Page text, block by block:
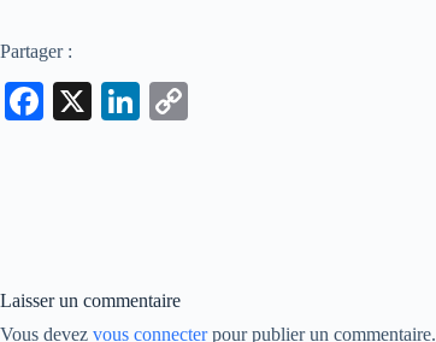
Partager :
Fa
X
Li
Laisser un commentaire
Vous devez vous connecterpour publier un commentaire.